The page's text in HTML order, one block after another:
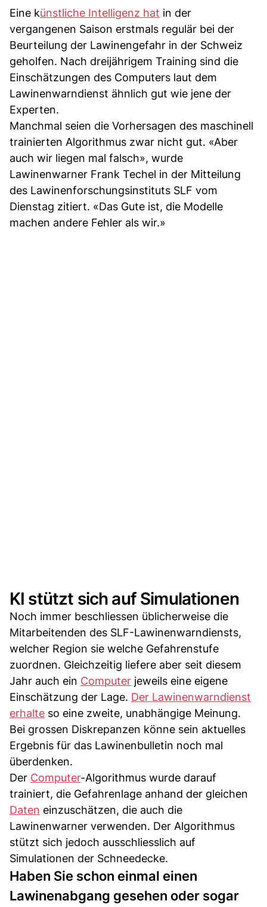
Eine künstliche Intelligenz hat in der
vergangenen Saison erstmals regulär bei der
Beurteilung der Lawinengefahr in der Schweiz
geholfen. Nach dreijährigem Training sind die
Einschätzungen des Computers laut dem
Lawinenwarndienst ähnlich gut wie jene der
Experten.
Manchmal seien die Vorhersagen des maschinell
trainierten Algorithmus zwar nicht gut. «Aber
auch wir liegen mal falsch», wurde
Lawinenwarner Frank Techel in der Mitteilung
des Lawinenforschungsinstituts SLF vom
Dienstag zitiert. «Das Gute ist, die Modelle
machen andere Fehler als wir.»
KI stützt sich auf Simulationen
Noch immer beschliessen üblicherweise die
Mitarbeitenden des SLF-Lawinenwarndiensts,
welcher Region sie welche Gefahrenstufe
zuordnen. Gleichzeitig liefere aber seit diesem
Jahr auch ein Computer jeweils eine eigene
Einschätzung der Lage. Der Lawinenwarndienst
erhalte so eine zweite, unabhängige Meinung.
Bei grossen Diskrepanzen könne sein aktuelles
Ergebnis für das Lawinenbulletin noch mal
überdenken.
Der Computer-Algorithmus wurde darauf
trainiert, die Gefahrenlage anhand der gleichen
Daten einzuschätzen, die auch die
Lawinenwarner verwenden. Der Algorithmus
stützt sich jedoch ausschliesslich auf
Simulationen der Schneedecke.
Haben Sie schon einmal einen
Lawinenabgang gesehen oder sogar